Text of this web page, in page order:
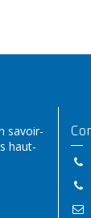
savoir-
haut-